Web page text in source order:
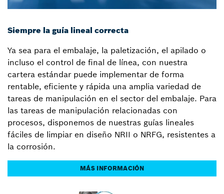
Siempre la guía lineal correcta
Ya sea para el embalaje, la paletización, el apilado o
incluso el control de final de línea, con nuestra
cartera estándar puede implementar de forma
rentable, eficiente y rápida una amplia variedad de
tareas de manipulación en el sector del embalaje. Para
las tareas de manipulación relacionadas con
procesos, disponemos de nuestras guías lineales
fáciles de limpiar en diseño NRII o NRFG, resistentes a
la corrosión.
MÁS INFORMACIÓN